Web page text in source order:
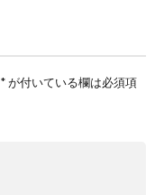
*が付いている欄は必須項